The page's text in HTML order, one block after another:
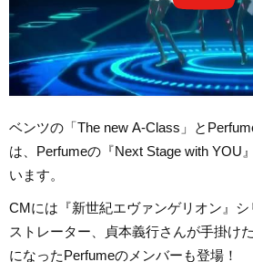
ベンツの「The new A-Class」と
は、Perfumeの『Next Stage with YOU
います。
CMには『新世紀エヴァンゲリオン』
ストレーター、貞本義行さんが手掛け
になったPerfumeのメンバーも登場！